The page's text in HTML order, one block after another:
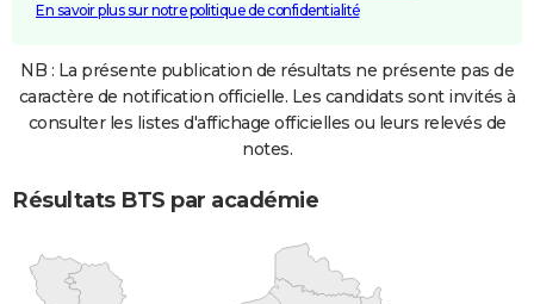
En savoir plus sur notre politique de confidentialité
NB : La présente publication de résultats ne présente pas de
caractère de notification officielle. Les candidats sont invités à
consulter les listes d'affichage officielles ou leurs relevés de
notes.
Résultats BTS par académie